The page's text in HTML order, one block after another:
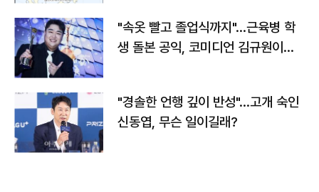
"속옷 빨고 졸업식까지"…근육병 학
생 돌본 공익, 코미디언 김규원이었
"경솔한 언행 깊이 반성"…고개 숙인
신동엽, 무슨 일이길래?